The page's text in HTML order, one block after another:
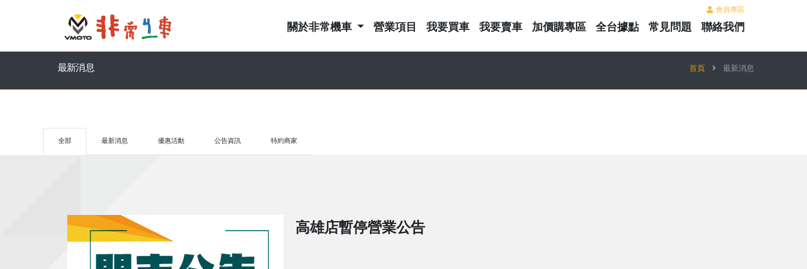
會員專區
關於非常機車 營業項目 我要買車 我要賣車 加價購專區 全台據點 常見問題 聯絡我們
最新消息 首頁 最新消息
全部 最新消息 優惠活動 公告資訊 特約商家
高雄店暫停營業公告